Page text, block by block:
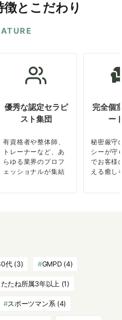
とこだわり
優秀な認定セラピ
スト集団
有資格者や整体師、
トレーナーなど、あ
らゆる業界のプロフ
ェッショナルが集結
完全個
ー
秘密厳守
シーが守
でお客様
える癒し
代(3) GMPD(4)
たね所属3年以上 (1)
スポーツマン系 (4)